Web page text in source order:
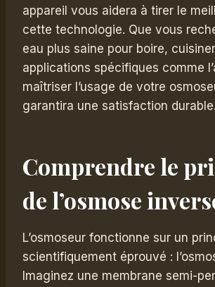
appareil vous aidera à tirer le
cette technologie. Que vous
eau plus saine pour boire,
applications spécifiques comme
maîtriser l’usage de votre
garantira une satisfaction durable.
Comprendre le
de l’osmose
L’osmoseur fonctionne sur un
scientifiquement éprouvé :
Imaginez une membrane semi-